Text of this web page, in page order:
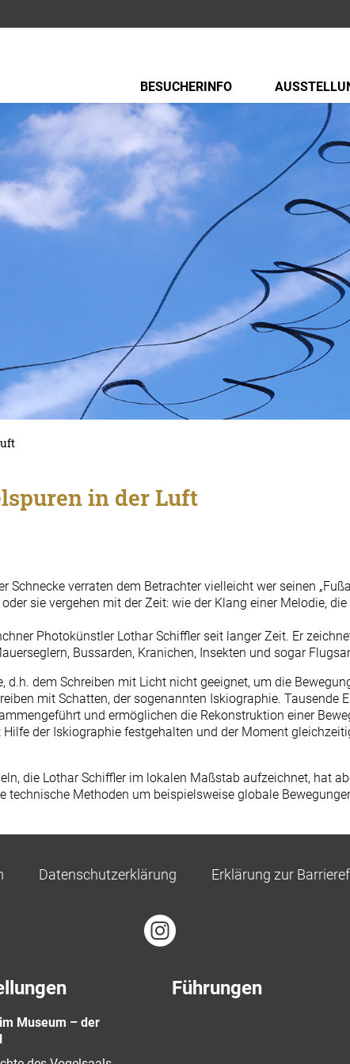
BESUCHERINFO
in der Luft
Schnecke verraten dem Betrachter vielleicht wer seinen
sie vergehen mit der Zeit: wie der Klang einer Melodie,
Photokünstler Lothar Schiffler seit langer Zeit. Er
Bussarden, Kranichen, Insekten und sogar
dem Schreiben mit Licht nicht geeignet, um die
mit Schatten, der sogenannten Iskiographie. Tausende
und ermöglichen die Rekonstruktion einer
der Iskiographie festgehalten und der Moment
die Lothar Schiffler im lokalen Maßstab aufzeichnet, hat
technische Methoden um beispielsweise globale
Datenschutzerklärung Erklärung zur
Museum – der
Führungen